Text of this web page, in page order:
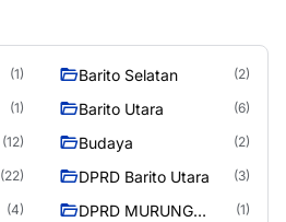
(1) Barito Selatan (2)
(1) Barito Utara (6)
(12) Budaya (2)
(22) DPRD Barito Utara (3)
(4)
DPRD MURUNG
(1)